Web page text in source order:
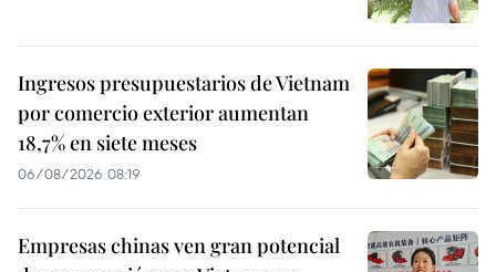
Ingresos presupuestarios de Vietnam
por comercio exterior aumentan
18,7% en siete meses
06/08/2026 08:19
Empresas chinas ven gran potencial